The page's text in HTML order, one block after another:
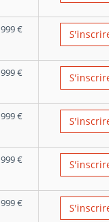
999€
999€
999€
999€
999€